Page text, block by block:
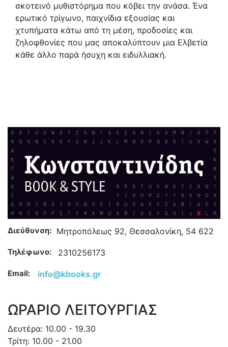
σκοτεινό µυθιστόρηµα που κόβει την ανάσα. Ένα
ερωτικό τρίγωνο, παιχνίδια εξουσίας και
χτυπήµατα κάτω από τη µέση, προδοσίες και
ζηλοφθονίες που µας αποκαλύπτουν µια Ελβετία
κάθε άλλο παρά ήσυχη και ειδυλλιακή.
Διεύθυνση: Μητροπόλεως 92, Θεσσαλονίκη, 54 622
Τηλέφωνο: 2310256173
Email: info@kbooks.gr
ΩΡΑΡΙΟ ΛΕΙΤΟΥΡΓΙΑΣ
Δευτέρα: 10.00 - 19.30
Τρίτη: 10.00 - 21.00